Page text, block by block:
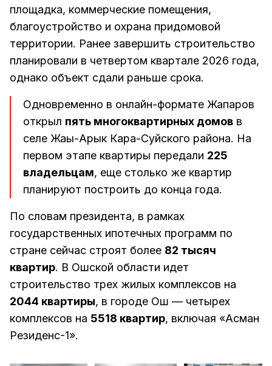
площадка, коммерческие помещения,
благоустройство и охрана придомовой
территории. Ранее завершить строительство
планировали в четвертом квартале 2026 года,
однако объект сдали раньше срока.
Одновременно в онлайн-формате Жапаров
открыл пять многоквартирных домов в
селе Жаңы-Арык Кара-Суйского района. На
первом этапе квартиры передали 225
владельцам, еще столько же квартир
планируют построить до конца года.
По словам президента, в рамках
государственных ипотечных программ по
стране сейчас строят более 82 тысяч
квартир. В Ошской области идет
строительство трех жилых комплексов на
2044 квартиры, в городе Ош — четырех
комплексов на 5518 квартир, включая «Асман
Резиденс-1».